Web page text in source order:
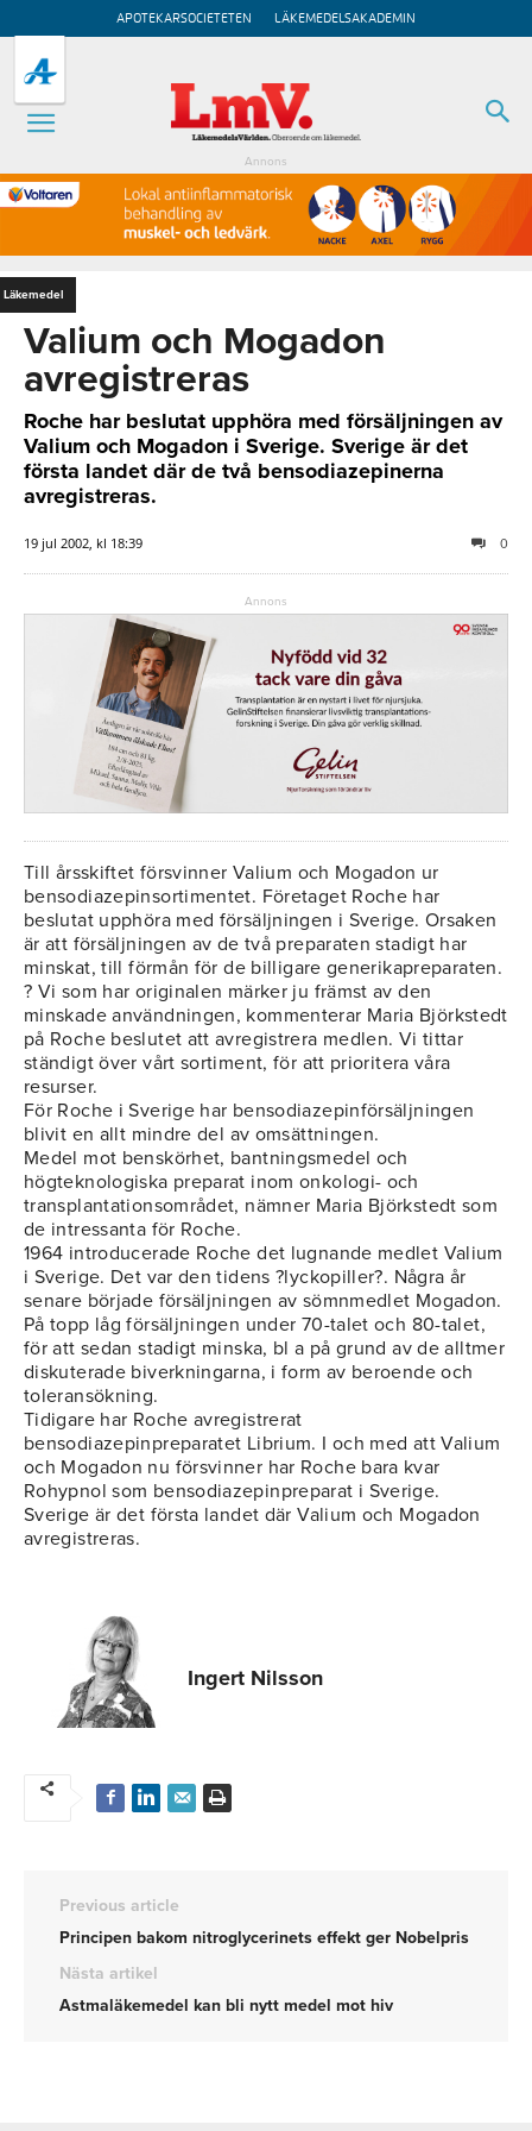
APOTEKARSOCIETETEN LÄKEMEDELSAKADEMIN
Annons
Läkemedel
Valium och Mogadon
avregistreras
Roche har beslutat upphöra med försäljningen av
Valium och Mogadon i Sverige. Sverige är det
första landet där de två bensodiazepinerna
avregistreras.
19 jul 2002, kl 18:39 0
Annons
Till årsskiftet försvinner Valium och Mogadon ur
bensodiazepinsortimentet. Företaget Roche har
beslutat upphöra med försäljningen i Sverige. Orsaken
är att försäljningen av de två preparaten stadigt har
minskat, till förmån för de billigare generikapreparaten.
? Vi som har originalen märker ju främst av den
minskade användningen, kommenterar Maria Björkstedt
på Roche beslutet att avregistrera medlen. Vi tittar
ständigt över vårt sortiment, för att prioritera våra
resurser.
För Roche i Sverige har bensodiazepinförsäljningen
blivit en allt mindre del av omsättningen.
Medel mot benskörhet, bantningsmedel och
högteknologiska preparat inom onkologi- och
transplantationsområdet, nämner Maria Björkstedt som
de intressanta för Roche.
1964 introducerade Roche det lugnande medlet Valium
i Sverige. Det var den tidens ?lyckopiller?. Några år
senare började försäljningen av sömnmedlet Mogadon.
På topp låg försäljningen under 70-talet och 80-talet,
för att sedan stadigt minska, bl a på grund av de alltmer
diskuterade biverkningarna, i form av beroende och
toleransökning.
Tidigare har Roche avregistrerat
bensodiazepinpreparatet Librium. I och med att Valium
och Mogadon nu försvinner har Roche bara kvar
Rohypnol som bensodiazepinpreparat i Sverige.
Sverige är det första landet där Valium och Mogadon
avregistreras.
Ingert Nilsson
Previous article
Principen bakom nitroglycerinets effekt ger Nobelpris
Nästa artikel
Astmaläkemedel kan bli nytt medel mot hiv